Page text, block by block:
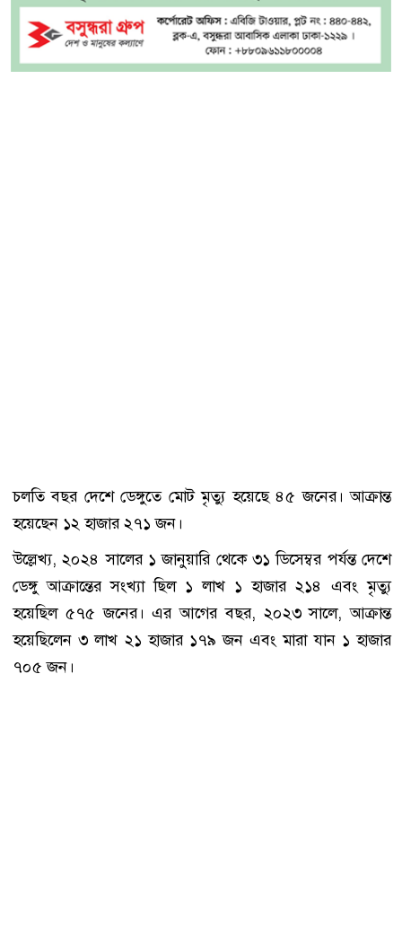
চলতি বছর দেশে ডেঙ্গুতে মোট মৃত্যু হয়েছে ৪৫ জনের। আক্রান্ত
হয়েছেন ১২ হাজার ২৭১ জন।
উল্লেখ্য, ২০২৪ সালের ১ জানুয়ারি থেকে ৩১ ডিসেম্বর পর্যন্ত দেশে
ডেঙ্গু আক্রান্তের সংখ্যা ছিল ১ লাখ ১ হাজার ২১৪ এবং মৃত্যু
হয়েছিল ৫৭৫ জনের। এর আগের বছর, ২০২৩ সালে, আক্রান্ত
হয়েছিলেন ৩ লাখ ২১ হাজার ১৭৯ জন এবং মারা যান ১ হাজার
৭০৫ জন।